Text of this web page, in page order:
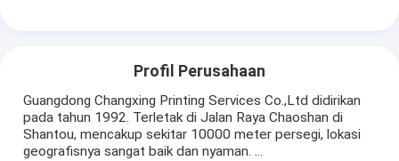
Profil Perusahaan
Guangdong Changxing Printing Services Co.,Ltd didirikan
pada tahun 1992. Terletak di Jalan Raya Chaoshan di
Shantou, mencakup sekitar 10000 meter persegi, lokasi
geografisnya sangat baik dan nyaman. ...